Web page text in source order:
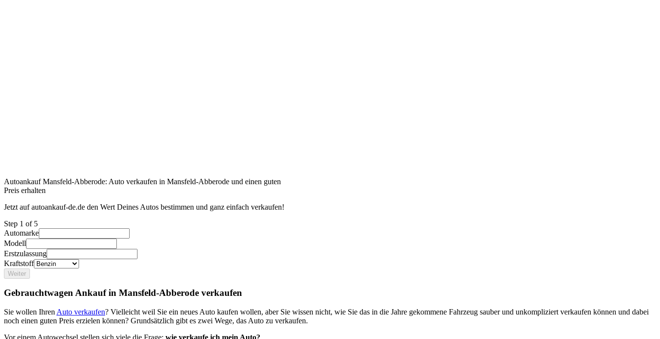
Autoankauf Mansfeld-Abberode: Auto verkaufen in Mansfeld-Abberode und einen guten
Preis erhalten
Jetzt auf autoankauf-de.de den Wert Deines Autos bestimmen und ganz einfach verkaufen!
Step 1 of 5
Automarke
Modell
Erstzulassung
Kraftstoff
Weiter
Gebrauchtwagen Ankauf in Mansfeld-Abberode verkaufen
Sie wollen Ihren Auto verkaufen? Vielleicht weil Sie ein neues Auto kaufen wollen, aber Sie wissen nicht, wie Sie das in die Jahre gekommene Fahrzeug sauber und unkompliziert verkaufen können und dabei
noch einen guten Preis erzielen können? Grundsätzlich gibt es zwei Wege, das Auto zu verkaufen.